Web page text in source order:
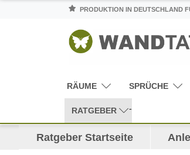
PRODUKTION IN DEUTSCHLAND
RÄUME SPRÜCHE
RATGEBER
Ratgeber Startseite